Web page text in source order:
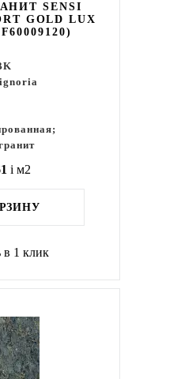
SENSI
GOLD LUX
i м2
в 1 клик